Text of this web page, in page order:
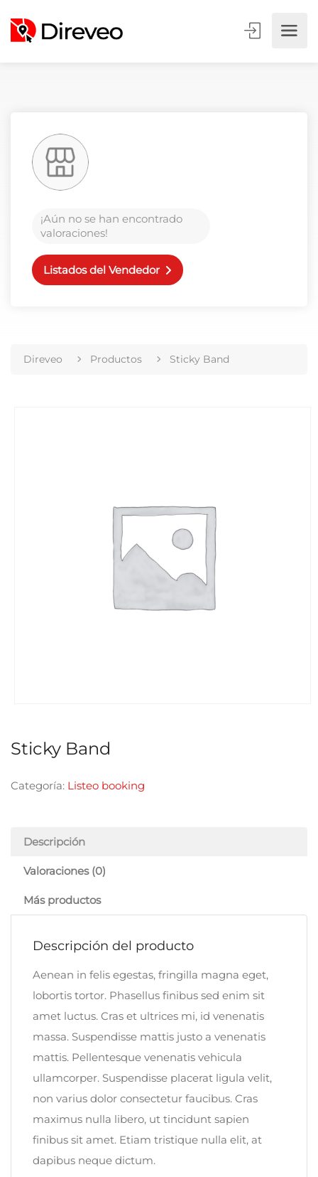
¡Aún no se han encontrado
valoraciones!
Listados del Vendedor
Direveo Productos Sticky Band
Sticky Band
Categoría: Listeo booking
Descripción
Valoraciones (0)
Más productos
Descripción del producto
Aenean in felis egestas, fringilla magna eget,
lobortis tortor. Phasellus finibus sed enim sit
amet luctus. Cras et ultrices mi, id venenatis
massa. Suspendisse mattis justo a venenatis
mattis. Pellentesque venenatis vehicula
ullamcorper. Suspendisse placerat ligula velit,
non varius dolor consectetur faucibus. Cras
maximus nulla libero, ut tincidunt sapien
finibus sit amet. Etiam tristique nulla elit, at
dapibus neque dictum.